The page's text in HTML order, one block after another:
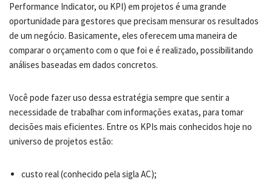
Performance Indicator, ou KPI) em projetos é uma grande
oportunidade para gestores que precisam mensurar os resultados
de um negócio. Basicamente, eles oferecem uma maneira de
comparar o orçamento com o que foi e é realizado, possibilitando
análises baseadas em dados concretos.
Você pode fazer uso dessa estratégia sempre que sentir a
necessidade de trabalhar com informações exatas, para tomar
decisões mais eficientes. Entre os KPIs mais conhecidos hoje no
universo de projetos estão:
custo real (conhecido pela sigla AC);